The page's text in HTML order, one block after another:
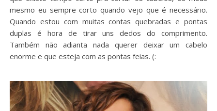
mesmo eu sempre corto quando vejo que é necessário.
Quando estou com muitas contas quebradas e pontas
duplas é hora de tirar uns dedos do comprimento.
Também não adianta nada querer deixar um cabelo
enorme e que esteja com as pontas feias. (: